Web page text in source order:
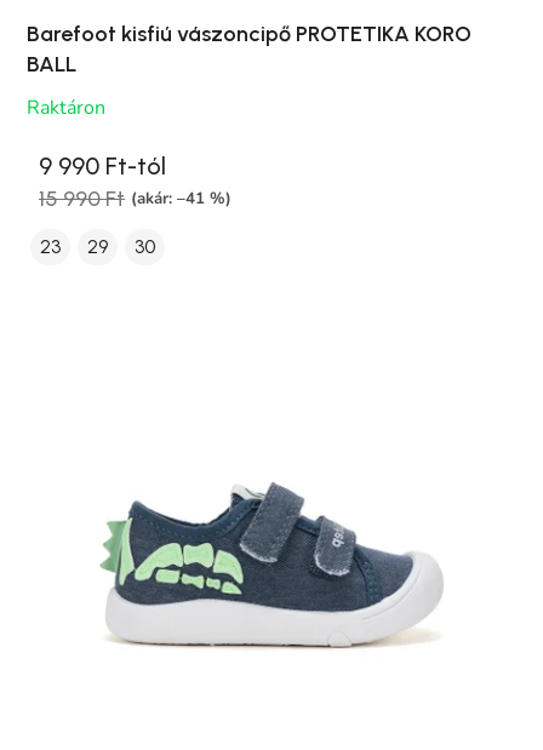
Barefoot kisfiú vászoncipő PROTETIKA KORO
BALL
Raktáron
9 990 Ft-tól
15 990 Ft (akár: –41 %)
23 29 30